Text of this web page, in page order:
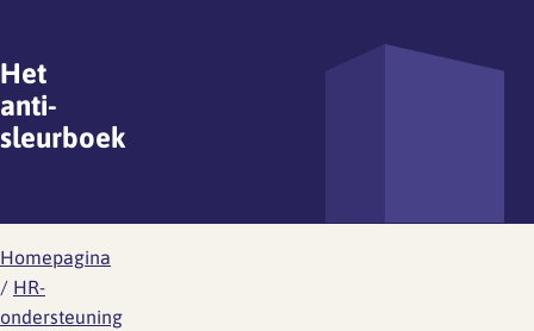
Het
anti-
sleurboek
Homepagina
/ HR-
ondersteuning